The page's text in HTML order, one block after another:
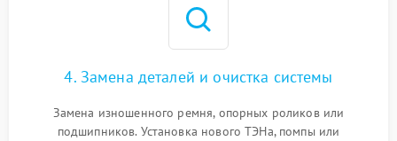
4. Замена деталей и очистка системы
Замена изношенного ремня, опорных роликов или
подшипников. Установка нового ТЭНа, помпы или